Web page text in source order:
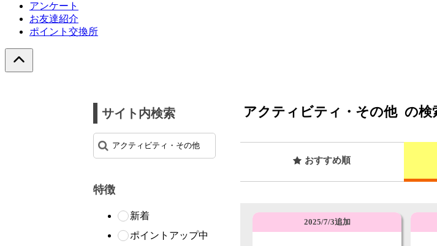
アンケート
お友達紹介
ポイント交換所
サイト内検索
特徴
新着
ポイントアップ中
アクティビティ・その他の検
おすすめ順
2025/7/3追加